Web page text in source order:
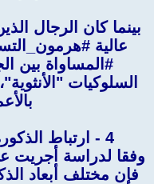
بينما كان الرجال
عالية
#المساواة بين
السلوكيات
4 - ارتباط الذكورة بالسلوكيات الاستبدادية
فإن مختلف أبعاد